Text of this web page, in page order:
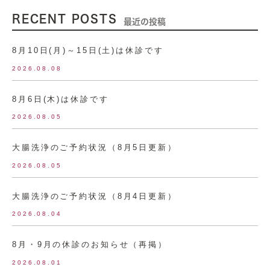
RECENT POSTS 最近の投稿
8月10日(月)～15日(土)は休診です
2026.08.08
8月6日(木)は休診です
2026.08.05
大腸洗浄のご予約状況（8月5日更新）
2026.08.05
大腸洗浄のご予約状況（8月4日更新）
2026.08.04
8月・9月の休診のお知らせ（再掲）
2026.08.01